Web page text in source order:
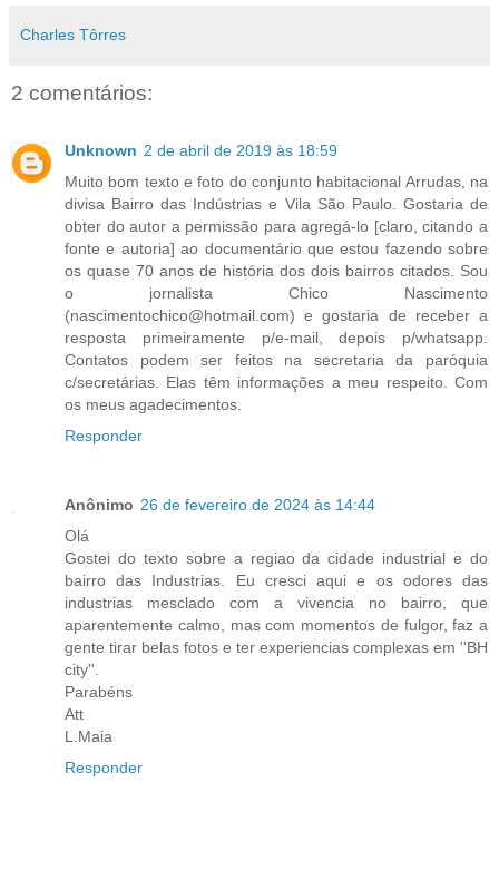
Charles Tôrres
2 comentários:
Unknown 2 de abril de 2019 às 18:59
Muito bom texto e foto do conjunto habitacional Arrudas, na
divisa Bairro das Indústrias e Vila São Paulo. Gostaria de
obter do autor a permissão para agregá-lo [claro, citando a
fonte e autoria] ao documentário que estou fazendo sobre
os quase 70 anos de história dos dois bairros citados. Sou
o jornalista Chico Nascimento
(nascimentochico@hotmail.com) e gostaria de receber a
resposta primeiramente p/e-mail, depois p/whatsapp.
Contatos podem ser feitos na secretaria da paróquia
c/secretárias. Elas têm informações a meu respeito. Com
os meus agadecimentos.
Responder
Anônimo 26 de fevereiro de 2024 às 14:44
Olá
Gostei do texto sobre a regiao da cidade industrial e do
bairro das Industrias. Eu cresci aqui e os odores das
industrias mesclado com a vivencia no bairro, que
aparentemente calmo, mas com momentos de fulgor, faz a
gente tirar belas fotos e ter experiencias complexas em ''BH
city''.
Parabéns
Att
L.Maia
Responder